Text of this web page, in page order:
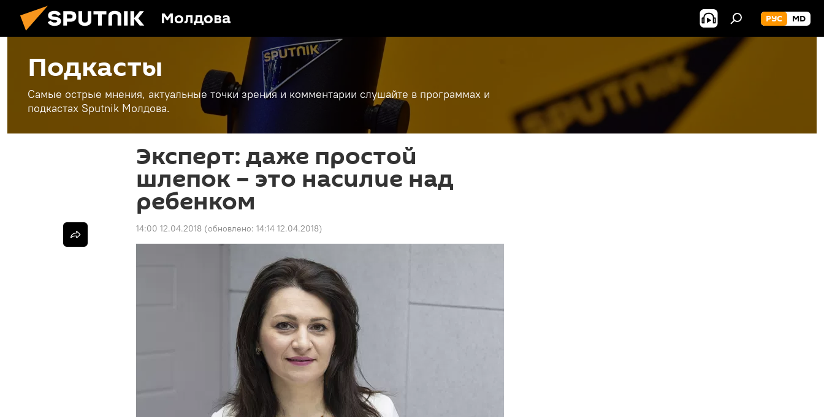
Молдова РУС MD
Подкасты
Самые острые мнения, актуальные точки зрения и комментарии слушайте в программах и
подкастах Sputnik Молдова.
Эксперт: даже простой
шлепок – это насилие над
ребенком
14:00 12.04.2018 (обновлено: 14:14 12.04.2018)